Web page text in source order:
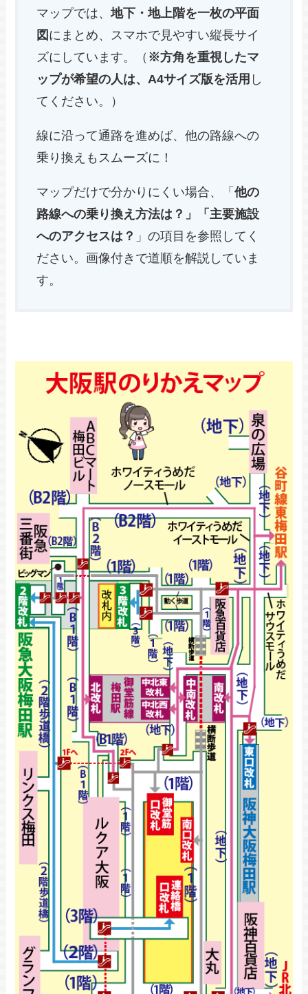
マップでは、地下・地上階を一枚の平面
図 にまとめ、スマホで見やすい縦長サイ
ズにしています。（ ※方角を重視したマ
ップが希望の人は、A4サイズ版を活用 し
てください。）
線に沿って通路を進めば、他の路線への
乗り換えもスムーズに！
マップだけで分かりにくい場合、「他の
路線への乗り換え方法は？」「主要施設
へのアクセスは？ 」の項目を参照してく
ださい。画像付きで道順を解説していま
す。